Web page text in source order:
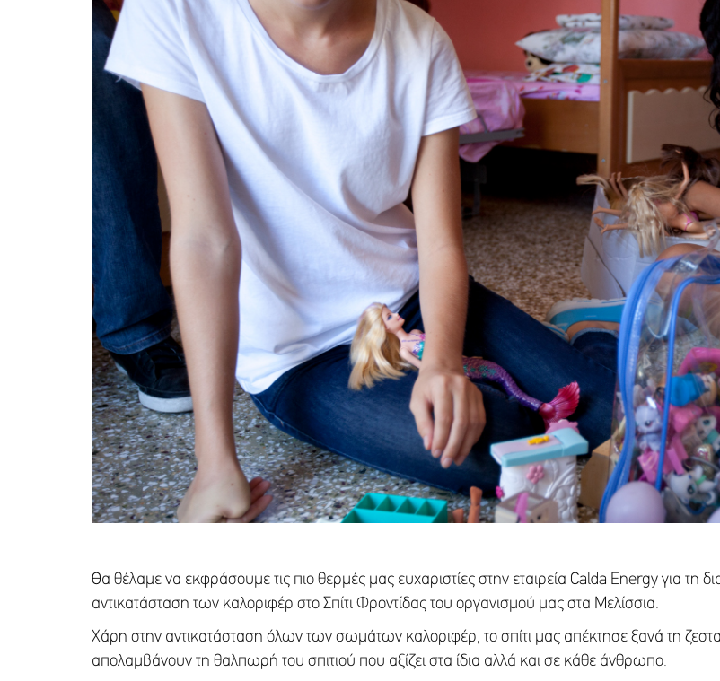
Θα θέλαμε να εκφράσουμε τις πιο θερμές μας ευχαριστίες στην εταιρεία Calda Energy για τη
αντικατάσταση των καλοριφέρ στο Σπίτι Φροντίδας του οργανισμού μας στα Μελίσσια.
Χάρη στην αντικατάσταση όλων των σωμάτων καλοριφέρ, το σπίτι μας απέκτησε ξανά τη
απολαμβάνουν τη θαλπωρή του σπιτιού που αξίζει στα ίδια αλλά και σε κάθε άνθρωπο.